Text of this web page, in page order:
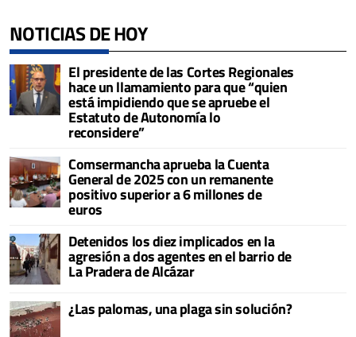
NOTICIAS DE HOY
El presidente de las Cortes Regionales
hace un llamamiento para que “quien
está impidiendo que se apruebe el
Estatuto de Autonomía lo
reconsidere”
Comsermancha aprueba la Cuenta
General de 2025 con un remanente
positivo superior a 6 millones de
euros
Detenidos los diez implicados en la
agresión a dos agentes en el barrio de
La Pradera de Alcázar
¿Las palomas, una plaga sin solución?